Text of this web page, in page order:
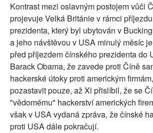
Kontrast mezi oslavným postojem vůči
projevuje Velká Británie v rámci
prezidenta, který byl ubytován v
a jeho návštěvou v USA minulý měsíc
před příjezdem čínského prezidenta do
Barack Obama, že zavede proti Číně
hackerské útoky proti americkým
pozastavit pouze, až Xi přislíbil, že se
"vědomému" hackerství amerických
však v USA vydaná zpráva, že čínské
proti USA dále pokračují.